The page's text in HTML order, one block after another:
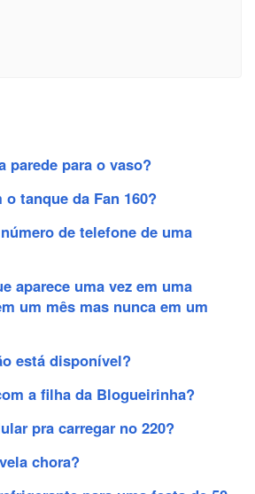
parede para o vaso?
tanque da Fan 160?
de telefone de uma
aparece uma vez em uma
um mês mas nunca em um
está disponível?
a filha da Blogueirinha?
pra carregar no 220?
chora?